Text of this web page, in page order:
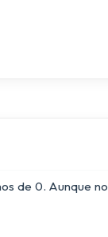
de 0. Aunque no